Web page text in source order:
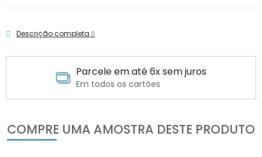
Descrição completa
Parcele em até 6x sem juros
Em todos os cartões
COMPRE UMA AMOSTRA DESTE PRODUTO